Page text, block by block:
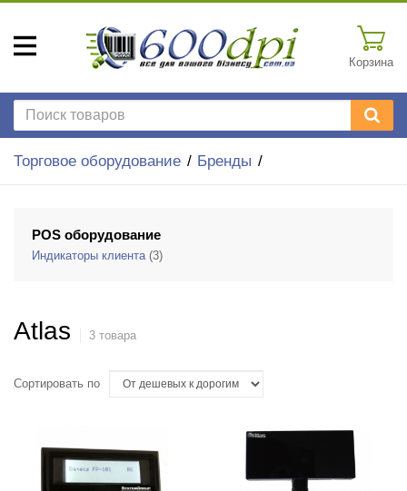
Корзина
Торговое оборудование Бренды
POS оборудование
Индикаторы клиента (3)
Atlas 3 товара
Сортировать по